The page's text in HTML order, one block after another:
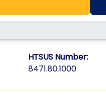
HTSUS Number:
8471.80.1000